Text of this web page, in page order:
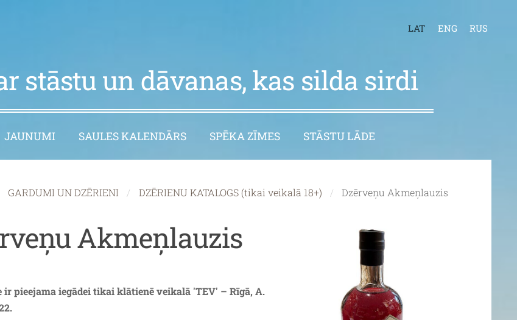
LAT ENG RUS
stāstu un dāvanas, kas silda sirdi
JAUNUMI SAULES KALENDĀRS SPĒKA ZĪMES STĀSTU LĀDE
GARDUMI UN DZĒRIENI DZĒRIENU KATALOGS (tikai veikalā 18+) Dzērveņu Akmeņlauzis
Akmeņlauzis
ir pieejama iegādei tikai klātienē veikalā 'TEV' – Rīgā, A.